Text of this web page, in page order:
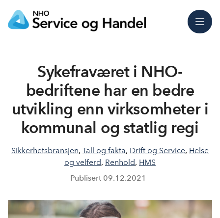
Meny
Sykefraværet i NHO-
bedriftene har en bedre
utvikling enn virksomheter i
kommunal og statlig regi
Sikkerhetsbransjen, Tall og fakta, Drift og Service, Helse
og velferd, Renhold, HMS
Publisert 09.12.2021